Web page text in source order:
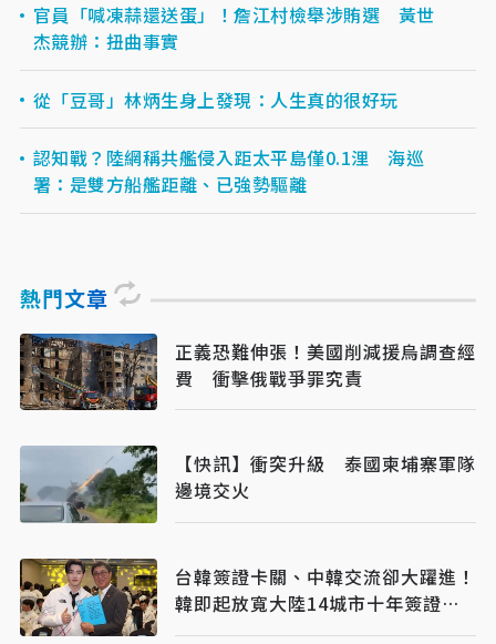
官員「喊凍蒜還送蛋」！詹江村檢舉涉賄選 黃世
杰競辦：扭曲事實
從「豆哥」林炳生身上發現：人生真的很好玩
認知戰？陸網稱共艦侵入距太平島僅0.1浬 海巡
署：是雙方船艦距離、已強勢驅離
熱門文章
正義恐難伸張！美國削減援烏調查經
費 衝擊俄戰爭罪究責
【快訊】衝突升級 泰國柬埔寨軍隊
邊境交火
台韓簽證卡關、中韓交流卻大躍進！
韓即起放寬大陸14城市十年簽證
建構一日遊圈